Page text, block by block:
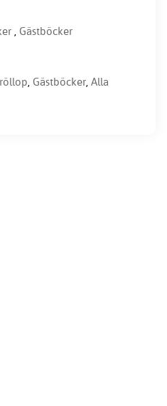
, Gästböcker
, Gästböcker, Alla